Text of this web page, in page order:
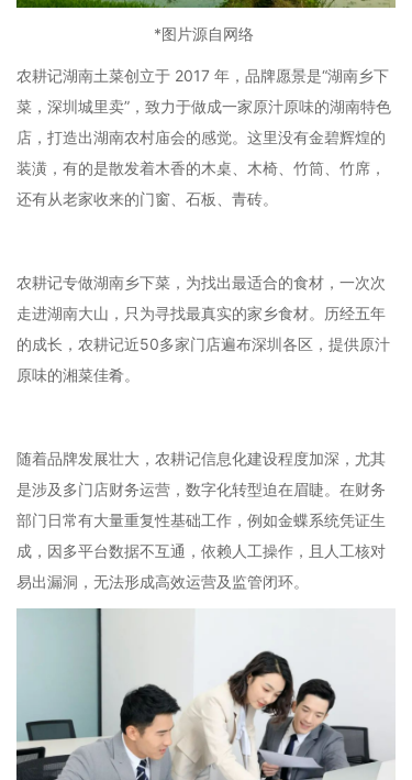
*图片源自网络
农耕记湖南土菜创立于 2017 年，品牌愿景是“湖南乡下
菜，深圳城里卖”，致力于做成一家原汁原味的湖南特色
店，打造出湖南农村庙会的感觉。这里没有金碧辉煌的
装潢，有的是散发着木香的木桌、木椅、竹筒、竹席，
还有从老家收来的门窗、石板、青砖。
农耕记专做湖南乡下菜，为找出最适合的食材，一次次
走进湖南大山，只为寻找最真实的家乡食材。历经五年
的成长，农耕记近50多家门店遍布深圳各区，提供原汁
原味的湘菜佳肴。
随着品牌发展壮大，农耕记信息化建设程度加深，尤其
是涉及多门店财务运营，数字化转型迫在眉睫。在财务
部门日常有大量重复性基础工作，例如金蝶系统凭证生
成，因多平台数据不互通，依赖人工操作，且人工核对
易出漏洞，无法形成高效运营及监管闭环。